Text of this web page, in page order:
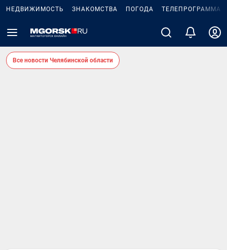
НЕДВИЖИМОСТЬ ЗНАКОМСТВА ПОГОДА ТЕЛЕПРОГРАММА
Все новости Челябинской области